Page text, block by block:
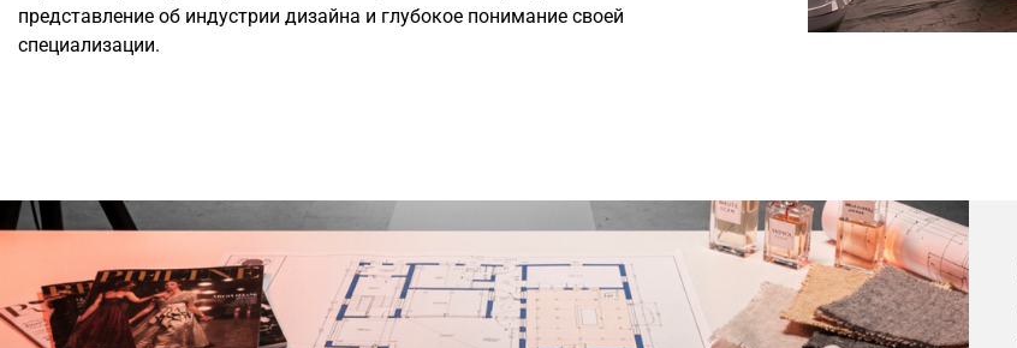
представление об индустрии дизайна и глубокое понимание своей
специализации.